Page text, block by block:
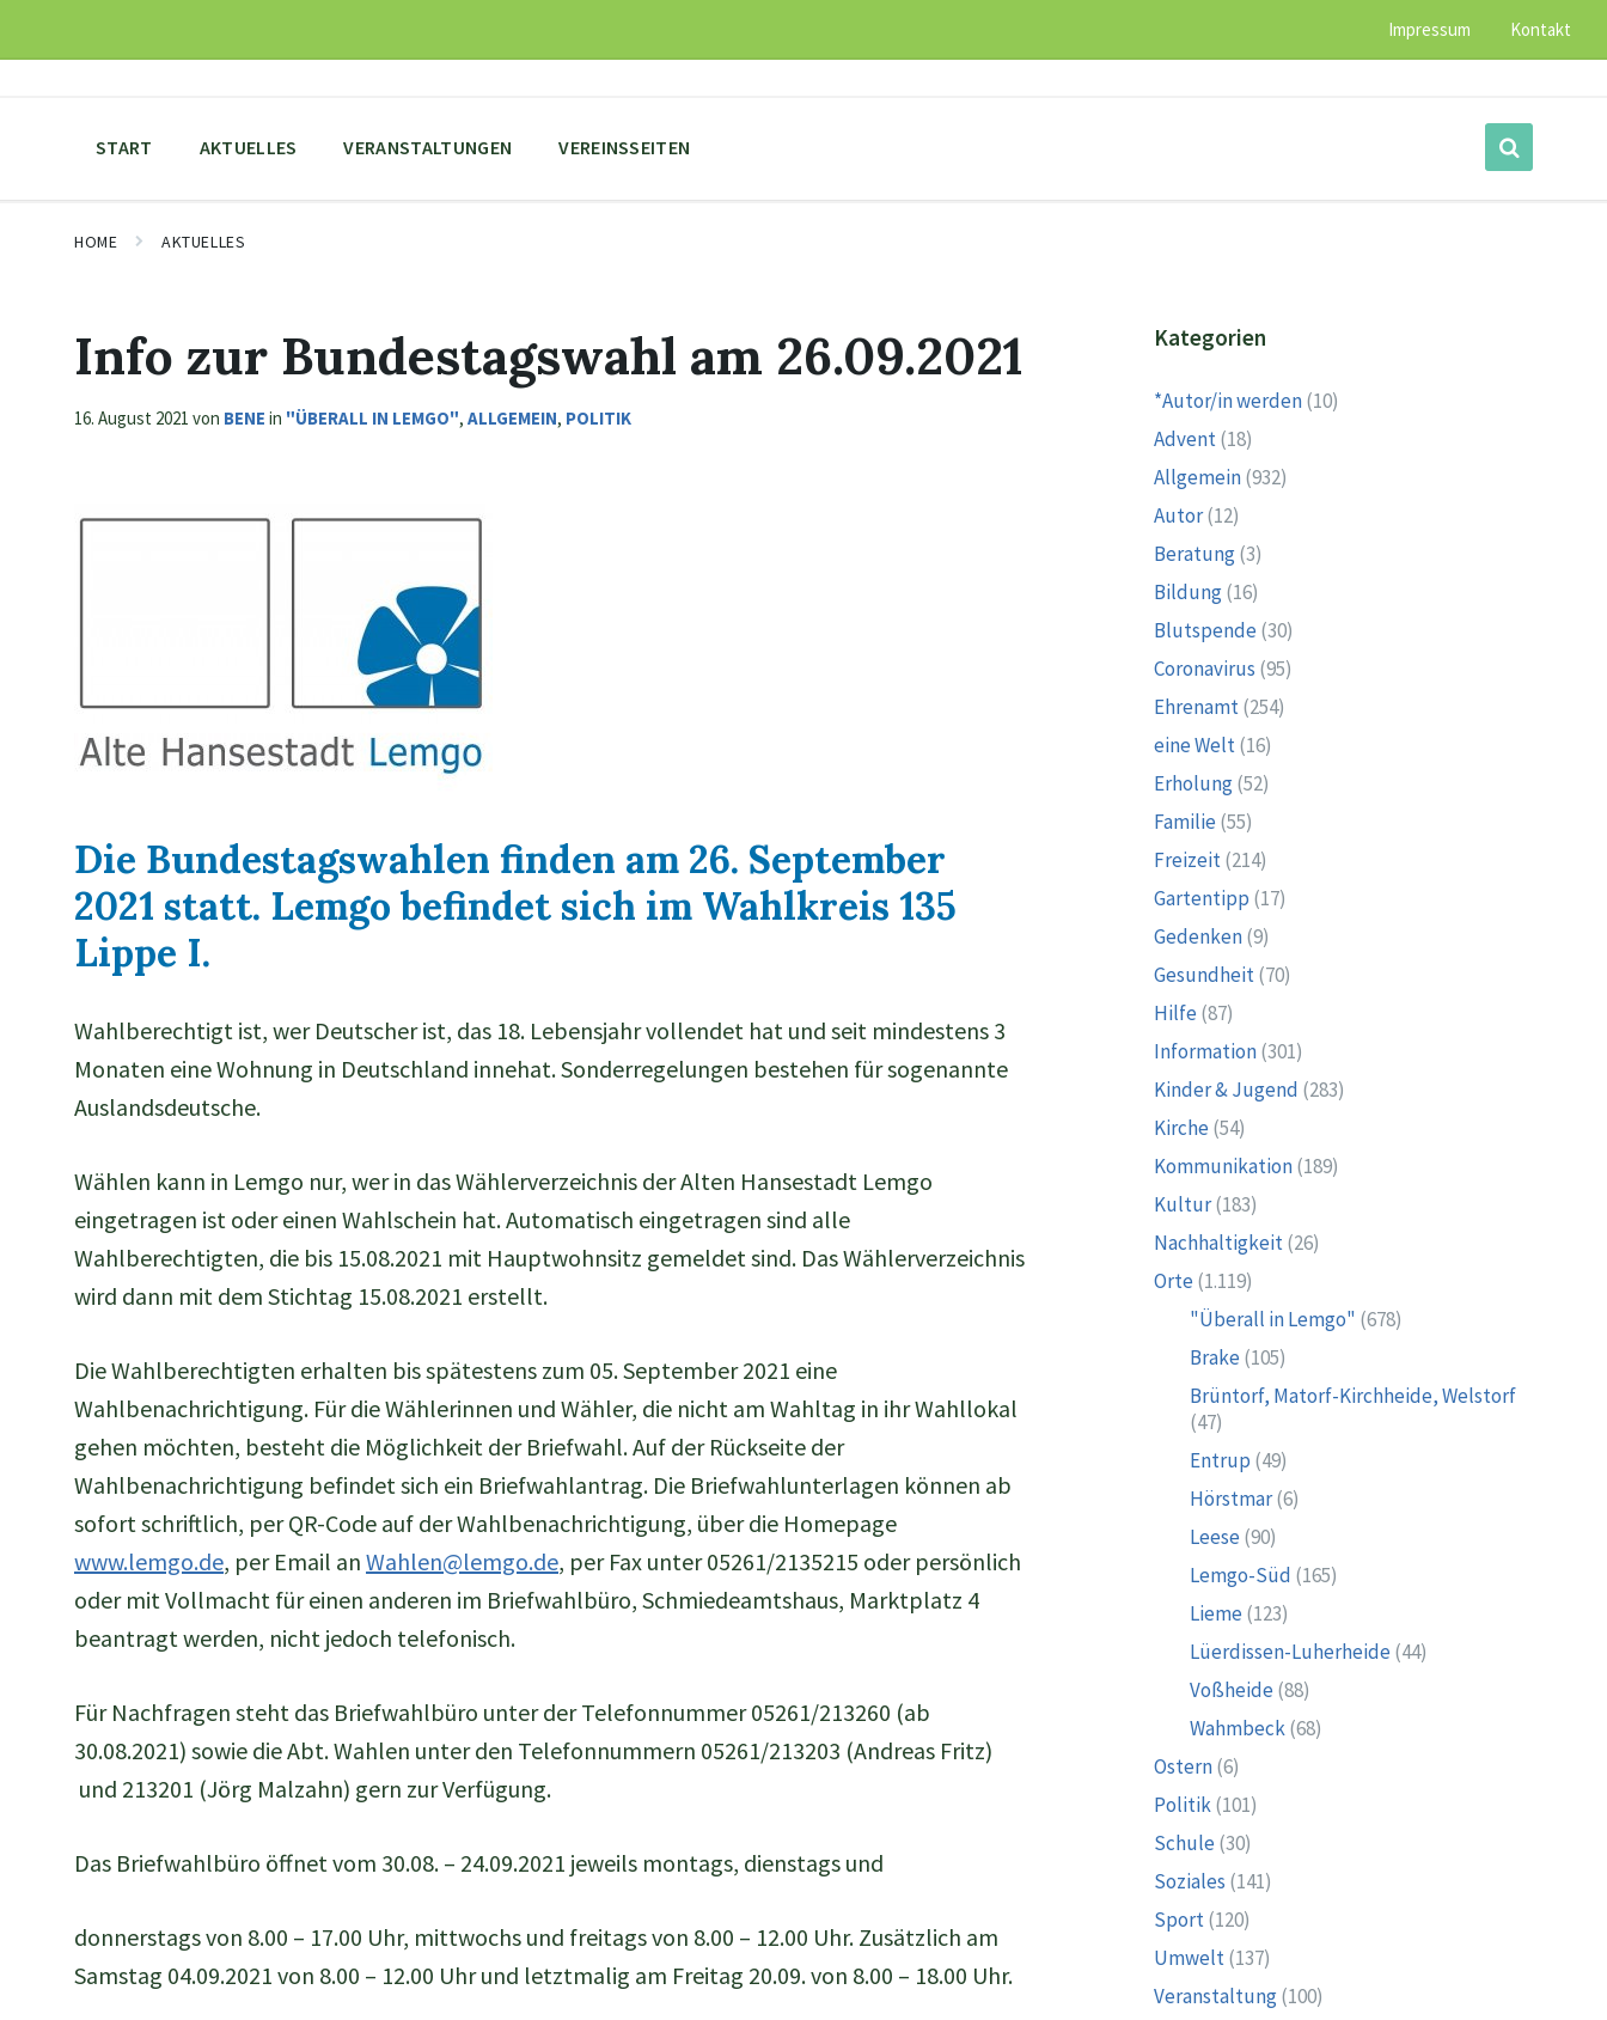
content
main
footer
Impressum Kontakt
START AKTUELLES VERANSTALTUNGEN VEREINSSEITEN
HOME AKTUELLES
Info zur Bundestagswahl am 26.09.2021
16. August 2021 von BENE in "ÜBERALL IN LEMGO", ALLGEMEIN, POLITIK
Die Bundestagswahlen finden am 26. September
2021 statt. Lemgo befindet sich im Wahlkreis 135
Lippe I.
Wahlberechtigt ist, wer Deutscher ist, das 18. Lebensjahr vollendet hat und seit mindestens 3
Monaten eine Wohnung in Deutschland innehat. Sonderregelungen bestehen für sogenannte
Auslandsdeutsche.
Wählen kann in Lemgo nur, wer in das Wählerverzeichnis der Alten Hansestadt Lemgo
eingetragen ist oder einen Wahlschein hat. Automatisch eingetragen sind alle
Wahlberechtigten, die bis 15.08.2021 mit Hauptwohnsitz gemeldet sind. Das Wählerverzeichnis
wird dann mit dem Stichtag 15.08.2021 erstellt.
Die Wahlberechtigten erhalten bis spätestens zum 05. September 2021 eine
Wahlbenachrichtigung. Für die Wählerinnen und Wähler, die nicht am Wahltag in ihr Wahllokal
gehen möchten, besteht die Möglichkeit der Briefwahl. Auf der Rückseite der
Wahlbenachrichtigung befindet sich ein Briefwahlantrag. Die Briefwahlunterlagen können ab
sofort schriftlich, per QR-Code auf der Wahlbenachrichtigung, über die Homepage
www.lemgo.de, per Email an Wahlen@lemgo.de, per Fax unter 05261/2135215 oder persönlich
oder mit Vollmacht für einen anderen im Briefwahlbüro, Schmiedeamtshaus, Marktplatz 4
beantragt werden, nicht jedoch telefonisch.
Für Nachfragen steht das Briefwahlbüro unter der Telefonnummer 05261/213260 (ab
30.08.2021) sowie die Abt. Wahlen unter den Telefonnummern 05261/213203 (Andreas Fritz)
und 213201 (Jörg Malzahn) gern zur Verfügung.
Das Briefwahlbüro öffnet vom 30.08. – 24.09.2021 jeweils montags, dienstags und
donnerstags von 8.00 – 17.00 Uhr, mittwochs und freitags von 8.00 – 12.00 Uhr. Zusätzlich am
Samstag 04.09.2021 von 8.00 – 12.00 Uhr und letztmalig am Freitag 20.09. von 8.00 – 18.00 Uhr.
Kategorien
*Autor/in werden(10)
Advent(18)
Allgemein(932)
Autor(12)
Beratung(3)
Bildung(16)
Blutspende (30)
Coronavirus (95)
Ehrenamt(254)
eine Welt(16)
Erholung(52)
Familie (55)
Freizeit(214)
Gartentipp (17)
Gedenken(9)
Gesundheit(70)
Hilfe (87)
Information(301)
Kinder & Jugend (283)
Kirche (54)
Kommunikation(189)
Kultur(183)
Nachhaltigkeit(26)
Orte (1.119)
"Überall in Lemgo" (678)
Brake (105)
Brüntorf, Matorf-Kirchheide, Welstorf
(47)
Entrup (49)
Hörstmar(6)
Leese (90)
Lemgo-Süd (165)
Lieme (123)
Lüerdissen-Luherheide (44)
Voßheide (88)
Wahmbeck(68)
Ostern(6)
Politik(101)
Schule (30)
Soziales (141)
Sport(120)
Umwelt(137)
Veranstaltung(100)